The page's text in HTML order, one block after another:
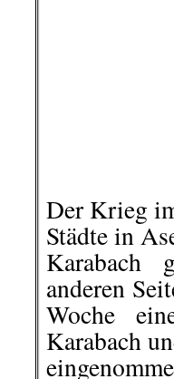
Dieser
nicht in
Die